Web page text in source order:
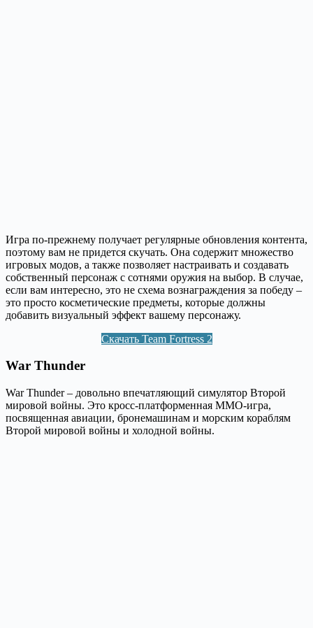
Игра по-прежнему получает регулярные обновления контента,
поэтому вам не придется скучать. Она содержит множество
игровых модов, а также позволяет настраивать и создавать
собственный персонаж с сотнями оружия на выбор. В случае,
если вам интересно, это не схема вознаграждения за победу –
это просто косметические предметы, которые должны
добавить визуальный эффект вашему персонажу.
Скачать Team Fortress 2
War Thunder
War Thunder – довольно впечатляющий симулятор Второй
мировой войны. Это кросс-платформенная MMO-игра,
посвященная авиации, бронемашинам и морским кораблям
Второй мировой войны и холодной войны.